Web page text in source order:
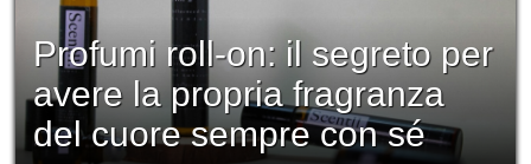
Profumi roll-on: il segreto per
avere la propria fragranza
del cuore sempre con sé